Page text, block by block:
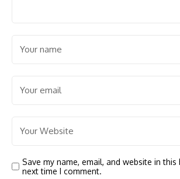
Save my name, email, and website in
next time I comment.